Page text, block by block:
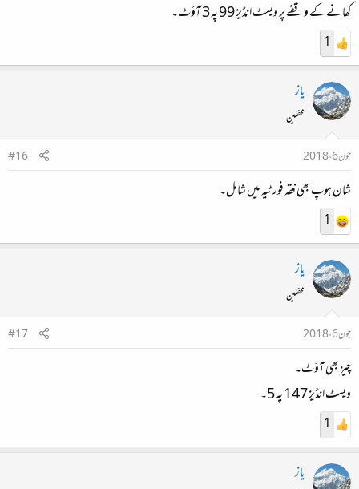
کھانے کے وقفے پر ویسٹ انڈیز 99 پہ 3 آؤٹ۔
1
یاز
محفلین
جون 6، 2018
#16
شان ہوپ بھی فقہ فورٹیہ میں شامل۔
1
یاز
محفلین
جون 6، 2018
#17
چیز بھی آؤٹ۔
ویسٹ انڈیز 147 پہ 5۔
1
یاز